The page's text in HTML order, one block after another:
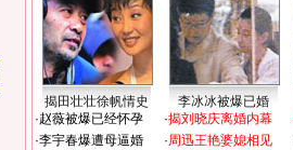
揭田壮壮徐帆情史 李冰冰被爆已婚
·赵薇被爆已经怀孕
·李宇春爆遭母逼婚
·揭刘晓庆离婚内幕
·周迅王艳婆媳相见